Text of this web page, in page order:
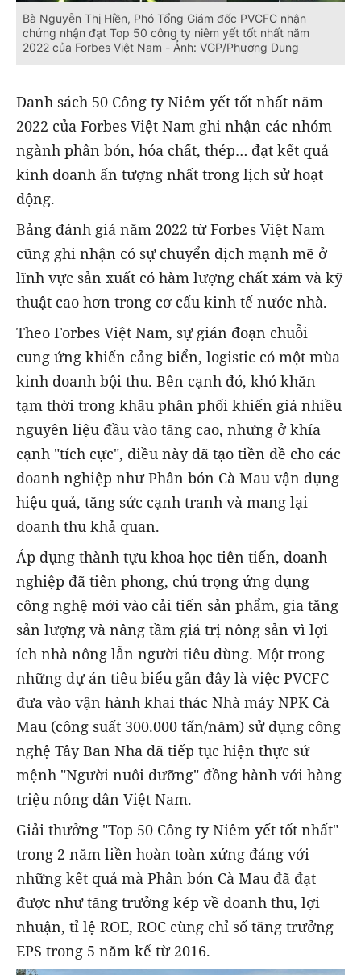
Bà Nguyễn Thị Hiền, Phó Tổng Giám đốc PVCFC nhận
chứng nhận đạt Top 50 công ty niêm yết tốt nhất năm
2022 của Forbes Việt Nam - Ảnh: VGP/Phương Dung
Danh sách 50 Công ty Niêm yết tốt nhất năm
2022 của Forbes Việt Nam ghi nhận các nhóm
ngành phân bón, hóa chất, thép… đạt kết quả
kinh doanh ấn tượng nhất trong lịch sử hoạt
động.
Bảng đánh giá năm 2022 từ Forbes Việt Nam
cũng ghi nhận có sự chuyển dịch mạnh mẽ ở
lĩnh vực sản xuất có hàm lượng chất xám và kỹ
thuật cao hơn trong cơ cấu kinh tế nước nhà.
Theo Forbes Việt Nam, sự gián đoạn chuỗi
cung ứng khiến cảng biển, logistic có một mùa
kinh doanh bội thu. Bên cạnh đó, khó khăn
tạm thời trong khâu phân phối khiến giá nhiều
nguyên liệu đầu vào tăng cao, nhưng ở khía
cạnh "tích cực", điều này đã tạo tiền đề cho các
doanh nghiệp như Phân bón Cà Mau vận dụng
hiệu quả, tăng sức cạnh tranh và mang lại
doanh thu khả quan.
Áp dụng thành tựu khoa học tiên tiến, doanh
nghiệp đã tiên phong, chú trọng ứng dụng
công nghệ mới vào cải tiến sản phẩm, gia tăng
sản lượng và nâng tầm giá trị nông sản vì lợi
ích nhà nông lẫn người tiêu dùng. Một trong
những dự án tiêu biểu gần đây là việc PVCFC
đưa vào vận hành khai thác Nhà máy NPK Cà
Mau (công suất 300.000 tấn/năm) sử dụng công
nghệ Tây Ban Nha đã tiếp tục hiện thực sứ
mệnh "Người nuôi dưỡng" đồng hành với hàng
triệu nông dân Việt Nam.
Giải thưởng "Top 50 Công ty Niêm yết tốt nhất"
trong 2 năm liền hoàn toàn xứng đáng với
những kết quả mà Phân bón Cà Mau đã đạt
được như tăng trưởng kép về doanh thu, lợi
nhuận, tỉ lệ ROE, ROC cùng chỉ số tăng trưởng
EPS trong 5 năm kể từ 2016.